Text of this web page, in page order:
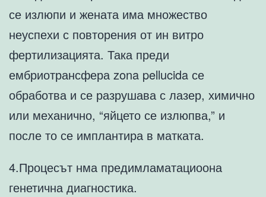
се излюпи и жената има множество
неуспехи с повторения от ин витро
фертилизацията. Така преди
ембриотрансфера zona pellucida се
обработва и се разрушава с лазер, химично
или механично, “яйцето се излюпва,” и
после то се имплантира в матката.
4.Процесът нма предимламатациоона
генетична диагностика.